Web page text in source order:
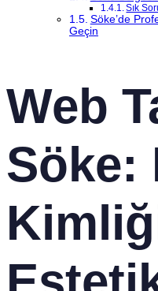
Sık
Söke’de
Geçin
Web
Söke: